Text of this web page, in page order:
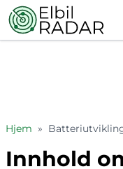
Hjem »
Innhold